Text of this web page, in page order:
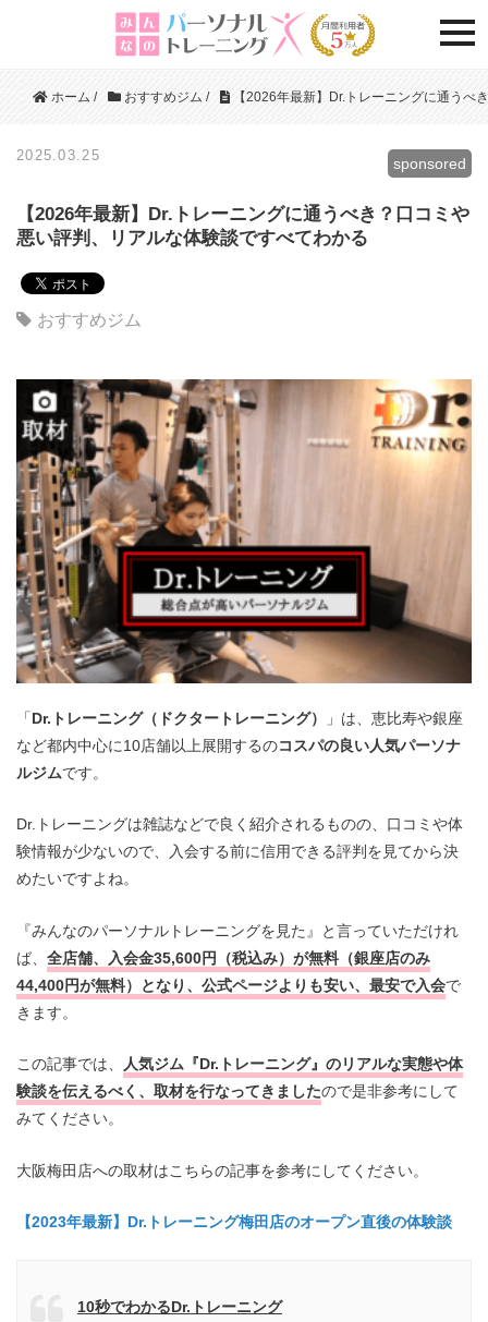
ホーム / おすすめジム / 【2026年最新】Dr.トレーニングに通うべ
sponsored
2025.03.25
【2026年最新】Dr.トレーニングに通うべき？口コミや
悪い評判、リアルな体験談ですべてわかる
おすすめジム
「Dr.トレーニング（ドクタートレーニング）
」は、恵比寿や銀座
など都内中心に10店舗以上展開するのコスパの良い人気パーソナ
ルジムです。
Dr.トレーニングは雑誌などで良く紹介されるものの、口コミや体
験情報が少ないので、入会する前に信用できる評判を見てから決
めたいですよね。
『みんなのパーソナルトレーニングを見た』と言っていただけれ
ば、 全店舗、入会金35,600円（税込み）が無料（銀座店のみ
44,400円が無料）となり、公式ページよりも安い、最安で入会で
きます。
この記事では、
人気ジム『Dr.トレーニング』のリアルな実態や体
験談を伝えるべく、取材を行なってきましたので是非参考にして
みてください。
大阪梅田店への取材はこちらの記事を参考にしてください。
【2023年最新】Dr.トレーニング梅田店のオープン直後の体験談
10秒でわかるDr.トレーニング